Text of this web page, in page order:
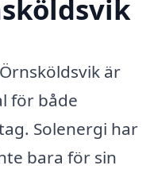
är
för både
Solenergi har
bara för sin